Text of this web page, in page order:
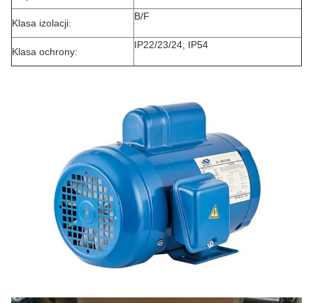
Klasa izolacji:
B/F
Klasa ochrony:
IP22/23/24; IP54